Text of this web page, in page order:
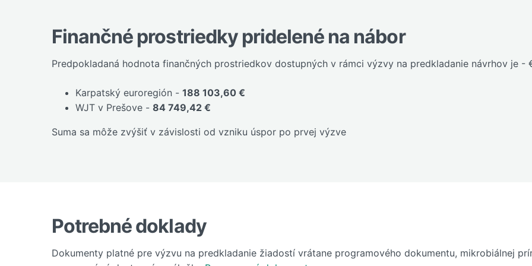
Finančné prostriedky pridelené na nábor
Predpokladaná hodnota finančných prostriedkov dostupných v rámci výzvy na predkladanie návrhov je -
Karpatský euroregión - 188 103,60 €
WJT v Prešove - 84 749,42 €
Suma sa môže zvýšiť v závislosti od vzniku úspor po prvej výzve
Potrebné doklady
Dokumenty platné pre výzvu na predkladanie žiadostí vrátane programového dokumentu, mikrobiálnej